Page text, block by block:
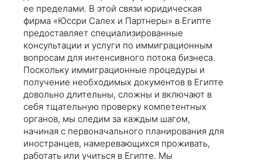
ее пределами. В этой связи юридическая
фирма «Юссри Салех и Партнеры» в Египте
предоставляет специализированные
консультации и услуги по иммиграционным
вопросам для интенсивного потока бизнеса.
Поскольку иммиграционные процедуры и
получение необходимых документов в Египте
довольно длительны, сложны и включают в
себя тщательную проверку компетентных
органов, мы следим за каждым шагом,
начиная с первоначального планирования для
иностранцев, намеревающихся проживать,
работать или учиться в Египте. Мы